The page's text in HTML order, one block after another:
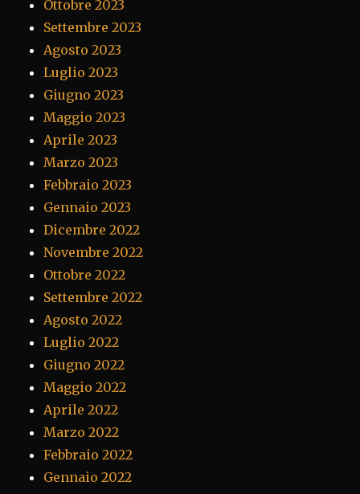
Ottobre 2023
Settembre 2023
Agosto 2023
Luglio 2023
Giugno 2023
Maggio 2023
Aprile 2023
Marzo 2023
Febbraio 2023
Gennaio 2023
Dicembre 2022
Novembre 2022
Ottobre 2022
Settembre 2022
Agosto 2022
Luglio 2022
Giugno 2022
Maggio 2022
Aprile 2022
Marzo 2022
Febbraio 2022
Gennaio 2022